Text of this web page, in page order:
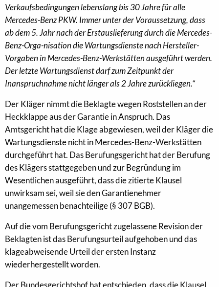
Verkaufsbedingungen lebenslang bis 30 Jahre für alle
Mercedes-Benz PKW. Immer unter der Voraussetzung, dass
ab dem 5. Jahr nach der Erstauslieferung durch die Mercedes-
Benz-Orga-nisation die Wartungsdienste nach Hersteller-
Vorgaben in Mercedes-Benz-Werkstätten ausgeführt werden.
Der letzte Wartungsdienst darf zum Zeitpunkt der
Inanspruchnahme nicht länger als 2 Jahre zurückliegen.“
Der Kläger nimmt die Beklagte wegen Roststellen an der
Heckklappe aus der Garantie in Anspruch. Das
Amtsgericht hat die Klage abgewiesen, weil der Kläger die
Wartungsdienste nicht in Mercedes-Benz-Werkstätten
durchgeführt hat. Das Berufungsgericht hat der Berufung
des Klägers stattgegeben und zur Begründung im
Wesentlichen ausgeführt, dass die zitierte Klausel
unwirksam sei, weil sie den Garantienehmer
unangemessen benachteilige (§ 307 BGB).
Auf die vom Berufungsgericht zugelassene Revision der
Beklagten ist das Berufungsurteil aufgehoben und das
klageabweisende Urteil der ersten Instanz
wiederhergestellt worden.
Der Bundesgerichtshof hat entschieden, dass die Klausel,